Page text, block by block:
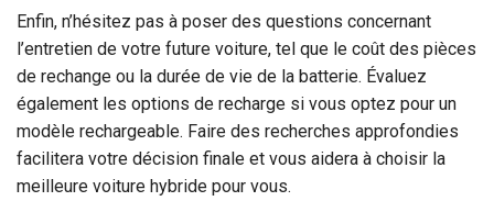
Enfin, n’hésitez pas à poser des questions concernant
l’entretien de votre future voiture, tel que le coût des pièces
de rechange ou la durée de vie de la batterie. Évaluez
également les options de recharge si vous optez pour un
modèle rechargeable. Faire des recherches approfondies
facilitera votre décision finale et vous aidera à choisir la
meilleure voiture hybride pour vous.